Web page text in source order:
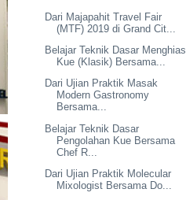
Dari Majapahit Travel Fair
(MTF) 2019 di Grand Cit...
Belajar Teknik Dasar Menghias
Kue (Klasik) Bersama...
Dari Ujian Praktik Masak
Modern Gastronomy
Bersama...
Belajar Teknik Dasar
Pengolahan Kue Bersama
Chef R...
Dari Ujian Praktik Molecular
Mixologist Bersama Do...